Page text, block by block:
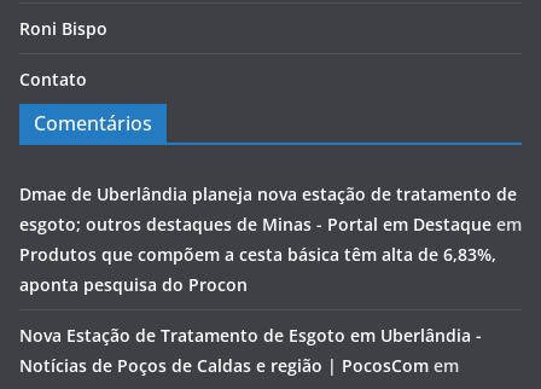
Roni Bispo
Contato
Comentários
Dmae de Uberlândia planeja nova estação de tratamento de
esgoto; outros destaques de Minas - Portal em Destaque em
Produtos que compõem a cesta básica têm alta de 6,83%,
aponta pesquisa do Procon
Nova Estação de Tratamento de Esgoto em Uberlândia -
Notícias de Poços de Caldas e região | PocosCom em